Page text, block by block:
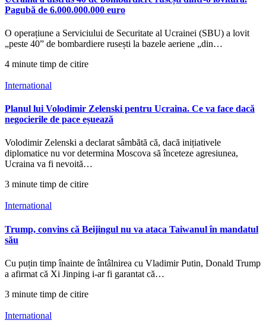
Pagubă de 6.000.000.000 euro
O operațiune a Serviciului de Securitate al Ucrainei (SBU) a lovit
„peste 40” de bombardiere rusești la bazele aeriene „din…
4 minute timp de citire
International
Planul lui Volodimir Zelenski pentru Ucraina. Ce va face dacă
negocierile de pace eșuează
Volodimir Zelenski a declarat sâmbătă că, dacă inițiativele
diplomatice nu vor determina Moscova să înceteze agresiunea,
Ucraina va fi nevoită…
3 minute timp de citire
International
Trump, convins că Beijingul nu va ataca Taiwanul în mandatul
său
Cu puțin timp înainte de întâlnirea cu Vladimir Putin, Donald Trump
a afirmat că Xi Jinping i-ar fi garantat că…
3 minute timp de citire
International